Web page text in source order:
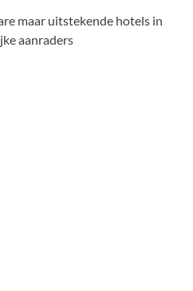
maar uitstekende hotels in
aanraders